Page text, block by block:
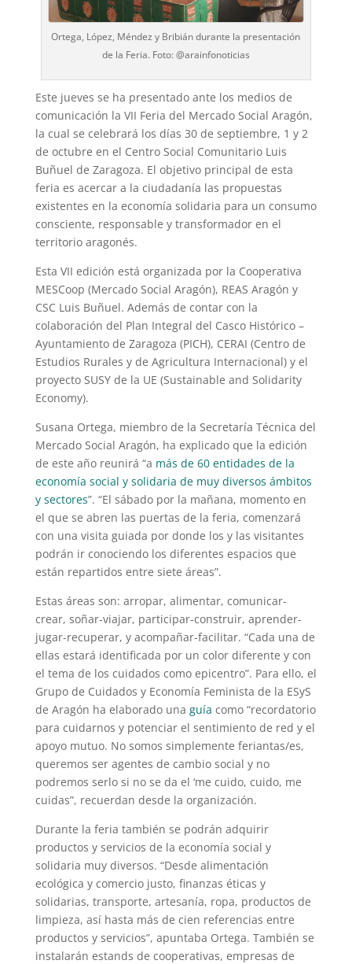
Ortega, López, Méndez y Bribián durante la presentación
de la Feria. Foto: @arainfonoticias
Este jueves se ha presentado ante los medios de
comunicación la VII Feria del Mercado Social Aragón,
la cual se celebrará los días 30 de septiembre, 1 y 2
de octubre en el Centro Social Comunitario Luis
Buñuel de Zaragoza. El objetivo principal de esta
feria es acercar a la ciudadanía las propuestas
existentes en la economía solidaria para un consumo
consciente, responsable y transformador en el
territorio aragonés.
Esta VII edición está organizada por la Cooperativa
MESCoop (Mercado Social Aragón), REAS Aragón y
CSC Luis Buñuel. Además de contar con la
colaboración del Plan Integral del Casco Histórico –
Ayuntamiento de Zaragoza (PICH), CERAI (Centro de
Estudios Rurales y de Agricultura Internacional) y el
proyecto SUSY de la UE (Sustainable and Solidarity
Economy).
Susana Ortega, miembro de la Secretaría Técnica del
Mercado Social Aragón, ha explicado que la edición
de este año reunirá “a más de 60 entidades de la
economía social y solidaria de muy diversos ámbitos
y sectores”. “El sábado por la mañana, momento en
el que se abren las puertas de la feria, comenzará
con una visita guiada por donde los y las visitantes
podrán ir conociendo los diferentes espacios que
están repartidos entre siete áreas”.
Estas áreas son: arropar, alimentar, comunicar-
crear, soñar-viajar, participar-construir, aprender-
jugar-recuperar, y acompañar-facilitar. “Cada una de
ellas estará identificada por un color diferente y con
el tema de los cuidados como epicentro”. Para ello, el
Grupo de Cuidados y Economía Feminista de la ESyS
de Aragón ha elaborado una guía como “recordatorio
para cuidarnos y potenciar el sentimiento de red y el
apoyo mutuo. No somos simplemente feriantas/es,
queremos ser agentes de cambio social y no
podremos serlo si no se da el ‘me cuido, cuido, me
cuidas”, recuerdan desde la organización.
Durante la feria también se podrán adquirir
productos y servicios de la economía social y
solidaria muy diversos. “Desde alimentación
ecológica y comercio justo, finanzas éticas y
solidarias, transporte, artesanía, ropa, productos de
limpieza, así hasta más de cien referencias entre
productos y servicios”, apuntaba Ortega. También se
instalarán estands de cooperativas, empresas de